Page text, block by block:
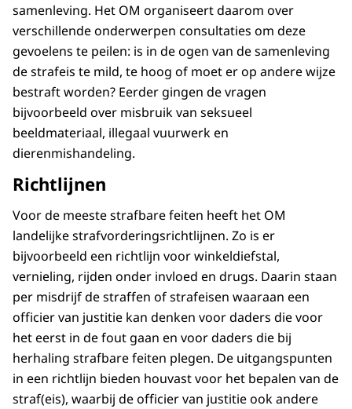
samenleving. Het OM organiseert daarom over
verschillende onderwerpen consultaties om deze
gevoelens te peilen: is in de ogen van de samenleving
de strafeis te mild, te hoog of moet er op andere wijze
bestraft worden? Eerder gingen de vragen
bijvoorbeeld over misbruik van seksueel
beeldmateriaal, illegaal vuurwerk en
dierenmishandeling.
Richtlijnen
Voor de meeste strafbare feiten heeft het OM
landelijke strafvorderingsrichtlijnen. Zo is er
bijvoorbeeld een richtlijn voor winkeldiefstal,
vernieling, rijden onder invloed en drugs. Daarin staan
per misdrijf de straffen of strafeisen waaraan een
officier van justitie kan denken voor daders die voor
het eerst in de fout gaan en voor daders die bij
herhaling strafbare feiten plegen. De uitgangspunten
in een richtlijn bieden houvast voor het bepalen van de
straf(eis), waarbij de officier van justitie ook andere